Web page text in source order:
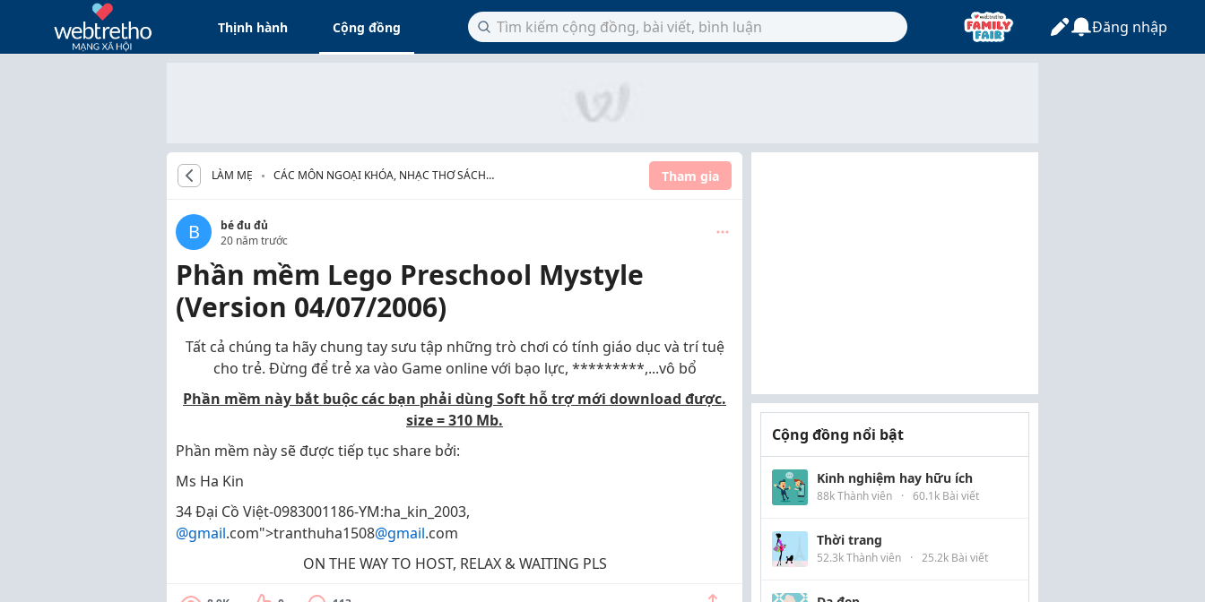
Thịnh hành Cộng đồng Đăng nhập
LÀM MẸ
CÁC MÔN NGOẠI KHÓA, NHẠC THƠ SÁCH
Tham gia
B
bé đu đủ
20 năm trước
Phần mềm Lego Preschool Mystyle
(Version 04/07/2006)
Tất cả chúng ta hãy chung tay sưu tập những trò chơi có tính giáo dục và trí tuệ
cho trẻ. Đừng để trẻ xa vào Game online với bạo lực, *********,...vô bổ
Phần mềm này bắt buộc các bạn phải dùng Soft hỗ trợ mới download được.
size = 310 Mb.
Phần mềm này sẽ được tiếp tục share bởi:
Ms Ha Kin
34 Đại Cồ Việt-0983001186-YM:ha_kin_2003,
@gmail.com">tranthuha1508@gmail.com
ON THE WAY TO HOST, RELAX & WAITING PLS
Cộng đồng nổi bật
Kinh nghiệm hay hữu ích
88k Thành viên · 60.1k Bài viết
Thời trang
52.3k Thành viên · 25.2k Bài viết